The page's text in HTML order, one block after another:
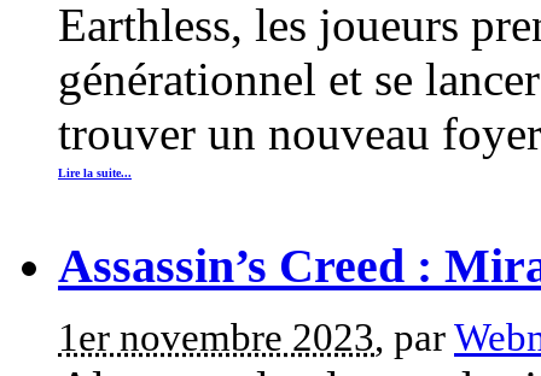
Earthless, les joueurs
générationnel et se
trouver un nouveau
Lire la suite...
Assassin’s Creed :
1er novembre 2023, par